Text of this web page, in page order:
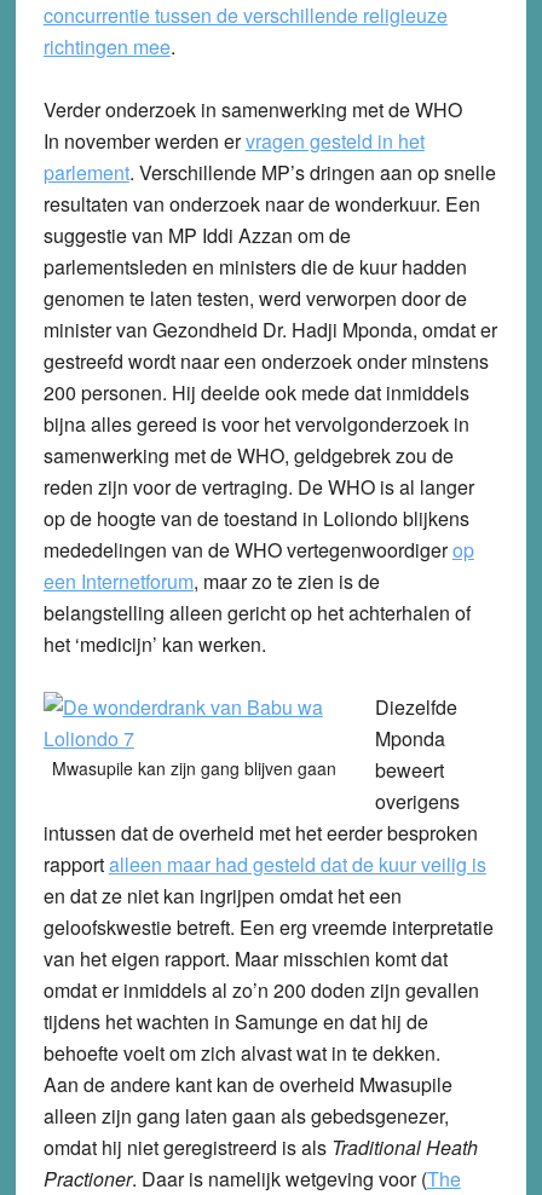
concurrentie tussen de verschillende religieuze
richtingen mee.
Verder onderzoek in samenwerking met de WHO
In november werden ervragen gesteld in het
parlement. Verschillende MP’s dringen aan op snelle
resultaten van onderzoek naar de wonderkuur. Een
suggestie van MP Iddi Azzan om de
parlementsleden en ministers die de kuur hadden
genomen te laten testen, werd verworpen door de
minister van Gezondheid Dr. Hadji Mponda, omdat er
gestreefd wordt naar een onderzoek onder minstens
200 personen. Hij deelde ook mede dat inmiddels
bijna alles gereed is voor het vervolgonderzoek in
samenwerking met de WHO, geldgebrek zou de
reden zijn voor de vertraging. De WHO is al langer
op de hoogte van de toestand in Loliondo blijkens
mededelingen van de WHO vertegenwoordigerop
een Internetforum, maar zo te zien is de
belangstelling alleen gericht op het achterhalen of
het ‘medicijn’ kan werken.
Mwasupile kan zijn gang blijven gaan
Diezelfde
Mponda
beweert
overigens
intussen dat de overheid met het eerder besproken
rapportalleen maar had gesteld dat de kuur veilig is
en dat ze niet kan ingrijpen omdat het een
geloofskwestie betreft. Een erg vreemde interpretatie
van het eigen rapport. Maar misschien komt dat
omdat er inmiddels al zo’n 200 doden zijn gevallen
tijdens het wachten in Samunge en dat hij de
behoefte voelt om zich alvast wat in te dekken.
Aan de andere kant kan de overheid Mwasupile
alleen zijn gang laten gaan als gebedsgenezer,
omdat hij niet geregistreerd is als Traditional Heath
Practioner. Daar is namelijk wetgeving voor (The